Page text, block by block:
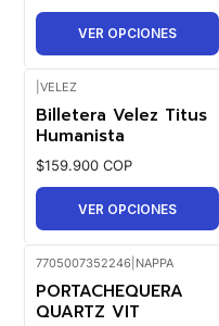
VER OPCIONES
VELEZ
Billetera Velez Titus
Humanista
$159.900 COP
VER OPCIONES
7705007352246 NAPPA
PORTACHEQUERA
QUARTZ VIT